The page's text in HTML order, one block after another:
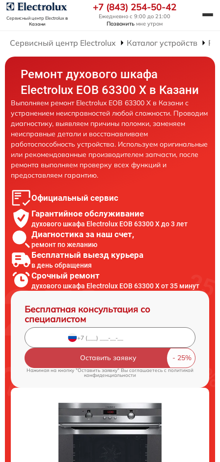
Сервисный центр Electroluxв
Казани
+7 (843) 254-50-42
Ежедневно с 9:00 до 21:00
Позвонить мне утром
Сервисный центр Electrolux Каталог устройств
Ремонт духового шкафа
Electrolux EOB 63300 X в Казани
Выполняем ремонт Electrolux EOB 63300 X в Казани с
устранением неисправностей любой сложности. Проводим
диагностику, выявляем причины поломки, заменяем
неисправные детали и восстанавливаем
работоспособность устройства. Используем оригинальные
или рекомендованные производителем запчасти, после
ремонта выполняем проверку всех функций и
предоставляем гарантию.
Официальный сервис
Гарантийное обслуживание
духового шкафа Electrolux EOB 63300 X до 3 лет
Диагностика за наш счет,
ремонт по желанию
Бесплатный выезд курьера
в день обращения
Срочный ремонт
духового шкафа Electrolux EOB 63300 X от 35 минут
Бесплатная консультация со
специалистом
Оставить заявку
Нажимая на кнопку "Оставить заявку" Вы соглашаетесь cполитикой
конфиденциальности